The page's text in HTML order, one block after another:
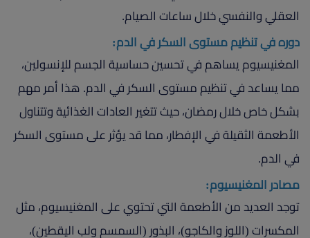
العقلي والنفسي خلال ساعات الصيام.
دوره في تنظيم مستوى السكر في الدم:
المغنيسيوم يساهم في تحسين حساسية الجسم للإنسولين،
مما يساعد في تنظيم مستوى السكر في الدم. هذا أمر مهم
بشكل خاص خلال رمضان، حيث تتغير العادات الغذائية وتتناول
الأطعمة الثقيلة في الإفطار، مما قد يؤثر على مستوى السكر
في الدم.
مصادر المغنيسيوم:
توجد العديد من الأطعمة التي تحتوي على المغنيسيوم، مثل
المكسرات (اللوز والكاجو)، البذور (السمسم ولب اليقطين)،